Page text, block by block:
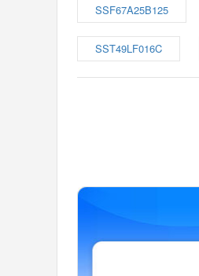
SSF67A25B125
SST49LF016C